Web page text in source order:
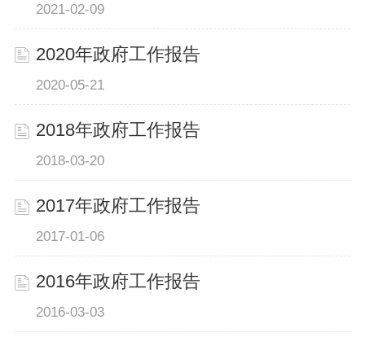
2021-02-09
2020年政府工作报告
2020-05-21
2018年政府工作报告
2018-03-20
2017年政府工作报告
2017-01-06
2016年政府工作报告
2016-03-03